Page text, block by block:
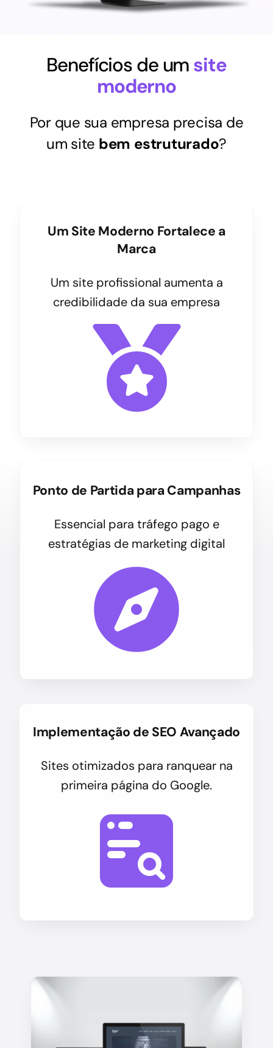
Benefícios de umsite
moderno
Por que sua empresa precisa de
um site bem estruturado?
Um Site Moderno Fortalece a
Marca
Um site profissional aumenta a
credibilidade da sua empresa
Ponto de Partida para Campanhas
Essencial para tráfego pago e
estratégias de marketing digital
Implementação de SEO Avançado
Sites otimizados para ranquear na
primeira página do Google.